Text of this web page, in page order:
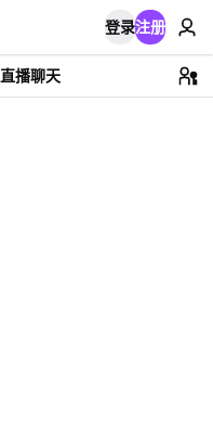
登录注册
直播聊天